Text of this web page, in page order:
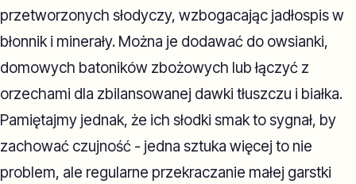
przetworzonych słodyczy, wzbogacając jadłospis w
błonnik i minerały. Można je dodawać do owsianki,
domowych batoników zbożowych lub łączyć z
orzechami dla zbilansowanej dawki tłuszczu i białka.
Pamiętajmy jednak, że ich słodki smak to sygnał, by
zachować czujność - jedna sztuka więcej to nie
problem, ale regularne przekraczanie małej garstki